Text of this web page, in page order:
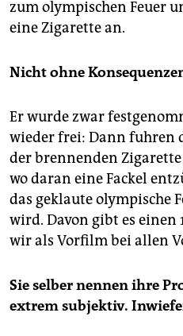
zum olympischen Feuer
eine Zigarette an.
Nicht ohne
Er wurde zwar
wieder frei: Dann fuhren
der brennenden
wo daran eine Fackel
das geklaute olympische
wird. Davon gibt es
wir als Vorfilm bei allen
Sie selber nennen ihre
extrem subjektiv.